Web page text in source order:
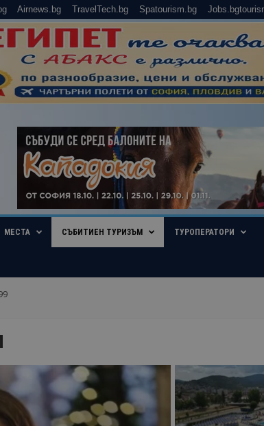
Airnews.bg TravelTech.bg Spatourism.bg
МЕСТА СЪБИТИЕН ТУРИЗЪМ ТУРОПЕРАТОРИ